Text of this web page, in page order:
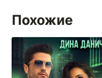
Похожие